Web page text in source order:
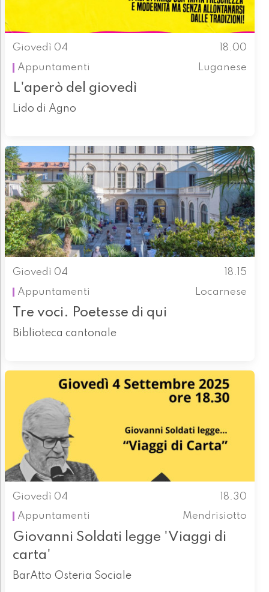
Giovedì 04
18.00
Appuntamenti
Luganese
L'aperò del giovedì
Lido di Agno
Giovedì 04
18.15
Appuntamenti
Locarnese
Tre voci. Poetesse di qui
Biblioteca cantonale
Giovedì 04
18.30
Appuntamenti
Mendrisiotto
Giovanni Soldati legge 'Viaggi di
carta'
BarAtto Osteria Sociale